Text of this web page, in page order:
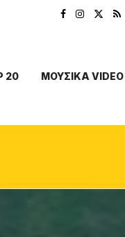
20 ΜΟΥΣΙΚΑ VIDEO